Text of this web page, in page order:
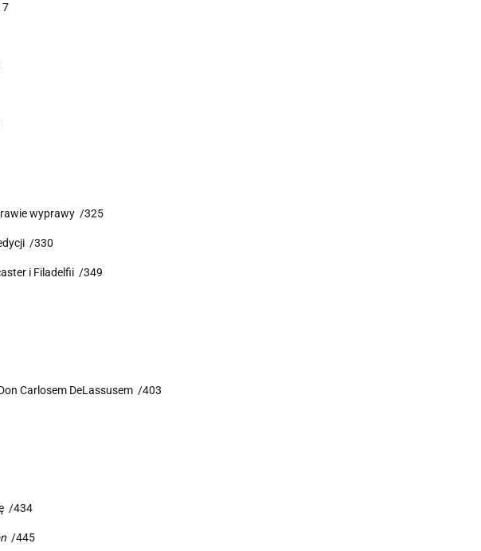
wyprawy /325
/330
i Filadelfii /349
Carlosem DeLassusem /403
/434
/445